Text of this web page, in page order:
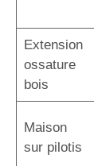
Extension
ossature
bois
Maison
sur pilotis